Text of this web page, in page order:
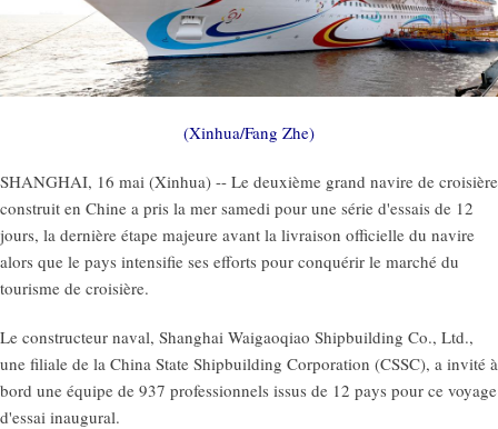
(Xinhua/Fang Zhe)
SHANGHAI, 16 mai (Xinhua) -- Le deuxième grand navire de croisière
construit en Chine a pris la mer samedi pour une série d'essais de 12
jours, la dernière étape majeure avant la livraison officielle du navire
alors que le pays intensifie ses efforts pour conquérir le marché du
tourisme de croisière.
Le constructeur naval, Shanghai Waigaoqiao Shipbuilding Co., Ltd.,
une filiale de la China State Shipbuilding Corporation (CSSC), a invité à
bord une équipe de 937 professionnels issus de 12 pays pour ce voyage
d'essai inaugural.